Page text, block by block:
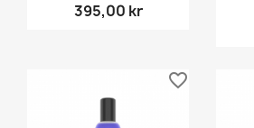
395,00 kr
favorite_border